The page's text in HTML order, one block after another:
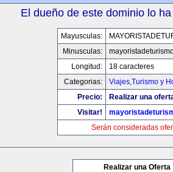
El dueño de este dominio lo
Mayusculas:
Minusculas:
Longitud:
18 caracteres
Categorias:
Viajes,Turismo y
Precio:
Realizar una
Visitar!
Serán consideradas
Realizar una Oferta